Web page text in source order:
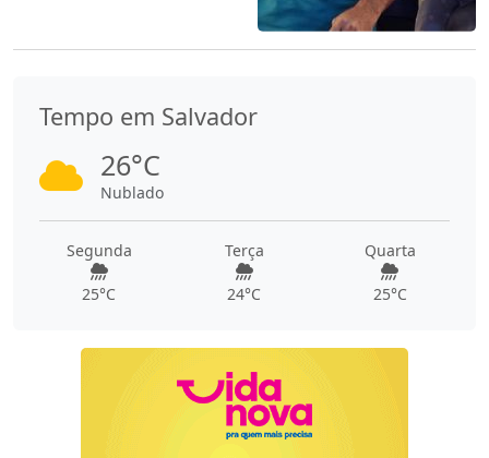
Tempo em Salvador
26°C
Nublado
Segunda
25°C
Terça
24°C
Quarta
25°C